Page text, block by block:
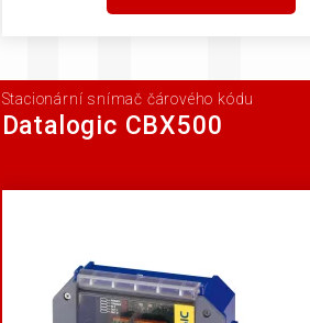
Stacionární snímač čárového kódu
Datalogic CBX500